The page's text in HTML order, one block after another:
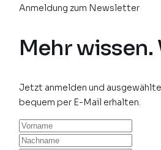
Anmeldung zum Newsletter
Mehr
Jetzt anmelden und
bequem per E-Mail erhalten.